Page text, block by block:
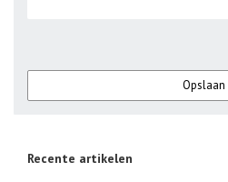
Opslaan
Recente artikelen